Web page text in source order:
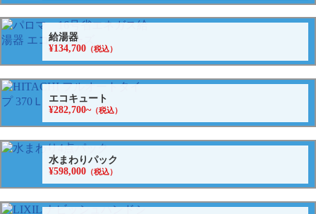
給湯器
¥134,700（税込）
エコキュート
¥282,700~（税込）
水まわりパック
¥598,000（税込）